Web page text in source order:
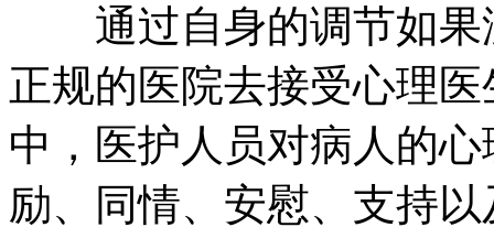
通过自身的调节如果
正规的医院去接受心理
中，医护人员对病人的
励、同情、安慰、支持